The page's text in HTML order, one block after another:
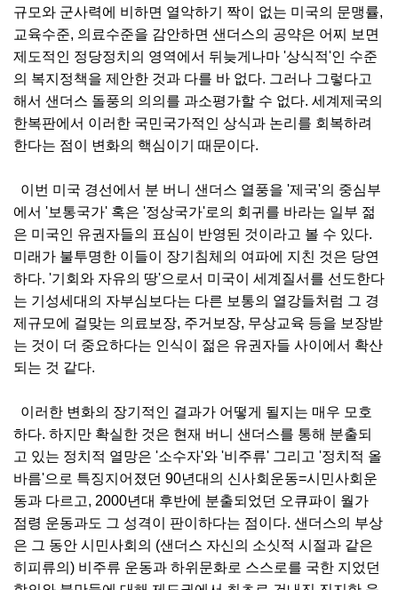
규모와 군사력에 비하면 열악하기 짝이 없는 미국의 문맹률,
교육수준, 의료수준을 감안하면 샌더스의 공약은 어찌 보면
제도적인 정당정치의 영역에서 뒤늦게나마 '상식적'인 수준
의 복지정책을 제안한 것과 다를 바 없다. 그러나 그렇다고
해서 샌더스 돌풍의 의의를 과소평가할 수 없다. 세계제국의
한복판에서 이러한 국민국가적인 상식과 논리를 회복하려
한다는 점이 변화의 핵심이기 때문이다.
이번 미국 경선에서 분 버니 샌더스 열풍을 '제국'의 중심부
에서 '보통국가' 혹은 '정상국가'로의 회귀를 바라는 일부 젊
은 미국인 유권자들의 표심이 반영된 것이라고 볼 수 있다.
미래가 불투명한 이들이 장기침체의 여파에 지친 것은 당연
하다. '기회와 자유의 땅'으로서 미국이 세계질서를 선도한다
는 기성세대의 자부심보다는 다른 보통의 열강들처럼 그 경
제규모에 걸맞는 의료보장, 주거보장, 무상교육 등을 보장받
는 것이 더 중요하다는 인식이 젊은 유권자들 사이에서 확산
되는 것 같다.
이러한 변화의 장기적인 결과가 어떻게 될지는 매우 모호
하다. 하지만 확실한 것은 현재 버니 샌더스를 통해 분출되
고 있는 정치적 열망은 '소수자'와 '비주류' 그리고 '정치적 올
바름'으로 특징지어졌던 90년대의 신사회운동=시민사회운
동과 다르고, 2000년대 후반에 분출되었던 오큐파이 월가
점령 운동과도 그 성격이 판이하다는 점이다. 샌더스의 부상
은 그 동안 시민사회의 (샌더스 자신의 소싯적 시절과 같은
히피류의) 비주류 운동과 하위문화로 스스로를 국한 지었던